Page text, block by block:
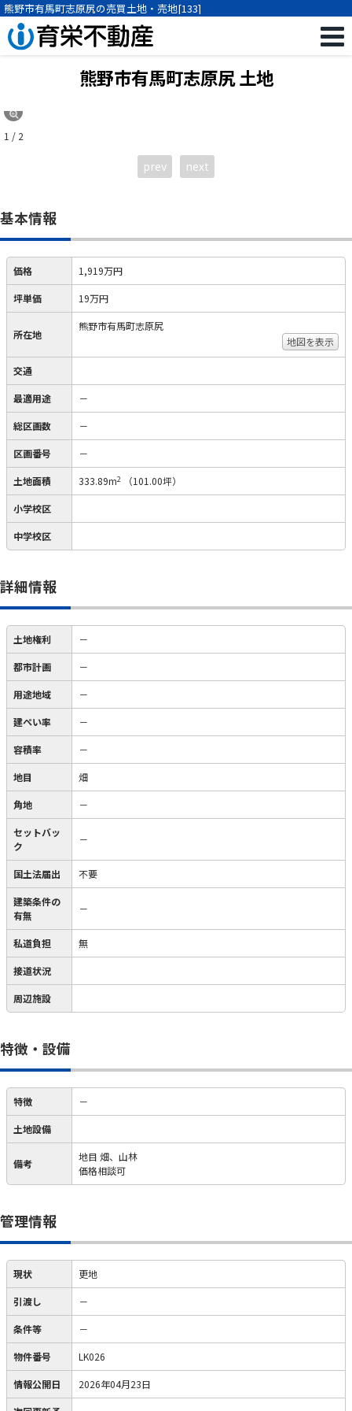
熊野市有馬町志原尻の売買土地・売地[133]
熊野市有馬町志原尻 土地
1 / 2
prev next
基本情報
価格 1,919万円
坪単価 19万円
所在地
熊野市有馬町志原尻
地図を表示
交通
最適用途 －
総区画数 －
区画番号 －
土地面積 333.89m2 （101.00坪）
小学校区
中学校区
詳細情報
土地権利 －
都市計画 －
用途地域 －
建ぺい率 －
容積率 －
地目 畑
角地 －
セットバッ
ク
－
国土法届出 不要
建築条件の
有無
－
私道負担 無
接道状況
周辺施設
特徴・設備
特徴 －
土地設備
備考
地目 畑、山林
価格相談可
管理情報
現状 更地
引渡し －
条件等 －
物件番号 LK026
情報公開日 2026年04月23日